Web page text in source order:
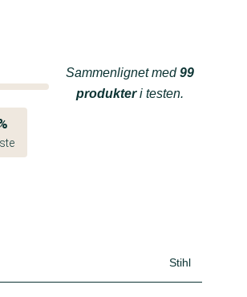
Sammenlignet med99
produkteri testen.
Stihl